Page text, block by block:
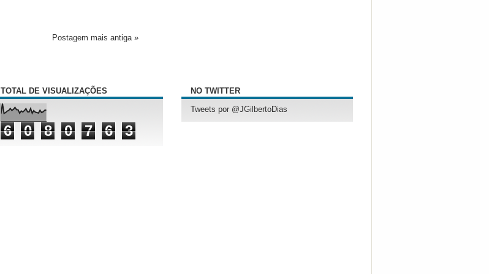
Postagem mais antiga »
TOTAL DE VISUALIZAÇÕES
6 0 8 0 7 6 3
NO TWITTER
Tweets por @JGilbertoDias